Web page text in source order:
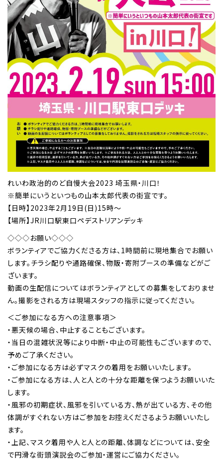
れいわ政治的のど自慢大会2023 埼玉県・川口！
※簡単にいうといつもの山本太郎代表の街宣です。
【日時】2023年2月19日(日)15時～
【場所】JR川口駅東口ペデストリアンデッキ
◇◇◇お願い◇◇◇
ボランティアでご協力くださる方は、1時間前に現地集合でお願い
します。チラシ配りや通路確保、物販・寄附ブースの準備などがご
ざいます。
動画の生配信についてはボランティアとしての募集をしておりませ
ん。撮影をされる方は現場スタッフの指示に従ってください。
＜ご参加になる方への注意事項＞
・悪天候の場合、中止することもございます。
・当日の混雑状況等により中断・中止の可能性もございますので、
予めご了承ください。
・ご参加になる方は必ずマスクの着用をお願いいたします。
・ご参加になる方は、人と人との十分な距離を保つようお願いいた
します。
・風邪の初期症状、風邪を引いている方、熱が出ている方、その他
体調がすぐれない方はご参加をお控えくださるようお願いいたし
ます。
・上記、マスク着用や人と人との距離、体調などについては、安全
で円滑な街頭演説会のご参加・運営にご協力ください。